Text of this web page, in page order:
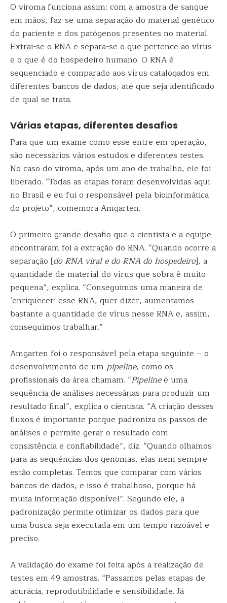
O viroma funciona assim: com a amostra de sangue
em mãos, faz-se uma separação do material genético
do paciente e dos patógenos presentes no material.
Extrai-se o RNA e separa-se o que pertence ao vírus
e o que é do hospedeiro humano. O RNA é
sequenciado e comparado aos vírus catalogados em
diferentes bancos de dados, até que seja identificado
de qual se trata.
Várias etapas, diferentes desafios
Para que um exame como esse entre em operação,
são necessários vários estudos e diferentes testes.
No caso do viroma, após um ano de trabalho, ele foi
liberado. “Todas as etapas foram desenvolvidas aqui
no Brasil e eu fui o responsável pela bioinformática
do projeto”, comemora Amgarten.
O primeiro grande desafio que o cientista e a equipe
encontraram foi a extração do RNA. “Quando ocorre a
separação [do RNA viral e do RNA do hospedeiro], a
quantidade de material do vírus que sobra é muito
pequena”, explica. “Conseguimos uma maneira de
‘enriquecer’ esse RNA, quer dizer, aumentamos
bastante a quantidade de vírus nesse RNA e, assim,
conseguimos trabalhar.”
Amgarten foi o responsável pela etapa seguinte – o
desenvolvimento de um pipeline, como os
profissionais da área chamam. “Pipelineé uma
sequência de análises necessárias para produzir um
resultado final”, explica o cientista. “A criação desses
fluxos é importante porque padroniza os passos de
análises e permite gerar o resultado com
consistência e confiabilidade”, diz. “Quando olhamos
para as sequências dos genomas, elas nem sempre
estão completas. Temos que comparar com vários
bancos de dados, e isso é trabalhoso, porque há
muita informação disponível”. Segundo ele, a
padronização permite otimizar os dados para que
uma busca seja executada em um tempo razoável e
preciso.
A validação do exame foi feita após a realização de
testes em 49 amostras. “Passamos pelas etapas de
acurácia, reprodutibilidade e sensibilidade. Já